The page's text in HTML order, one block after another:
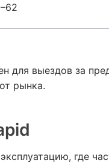
для выездов за
рынка.
где